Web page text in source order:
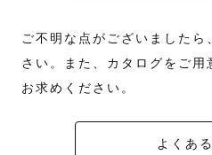
ご不明な点がございました
さい。また、カタログをご用
お求めください。
よくあ